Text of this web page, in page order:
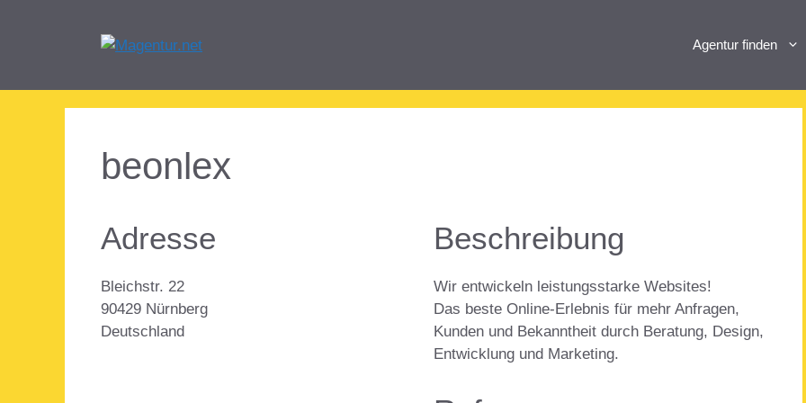
Agentur finden
beonlex
Adresse
Bleichstr. 22
90429 Nürnberg
Deutschland
Beschreibung
Wir entwickeln leistungsstarke Websites!
Das beste Online-Erlebnis für mehr Anfragen,
Kunden und Bekanntheit durch Beratung, Design,
Entwicklung und Marketing.